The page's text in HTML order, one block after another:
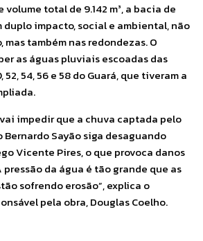
volume total de 9.142 m³, a bacia de
duplo impacto, social e ambiental, não
mas também nas redondezas. O
as águas pluviais escoadas das
52, 54, 56 e 58 do Guará, que tiveram a
impedir que a chuva captada pelo
Sayão siga desaguando
Vicente Pires, o que provoca danos
da água é tão grande que as
sofrendo erosão”, explica o
pela obra, Douglas Coelho.